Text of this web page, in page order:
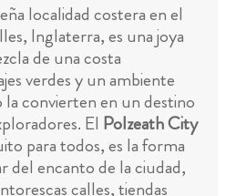
localidad costera en el
Inglaterra, es una joya
de una costa
verdes y un ambiente
la convierten en un destino
El Polzeath City
para todos, es la forma
del encanto de la ciudad,
calles, tiendas